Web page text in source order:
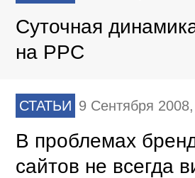
Суточная
на PPC
СТАТЬИ 9 Сентября 2008,
В проблемах
сайтов не всегда